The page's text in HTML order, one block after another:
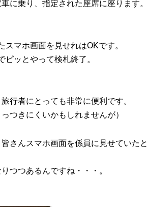
に乗り、指定された座席に座ります。
マホ画面を見せれはOKです。
ッとやって検札終了。
行者にとっても非常に便利です。
つきにくいかもしれませんが）
さんスマホ画面を係員に見せていたと
つつあるんですね・・・。